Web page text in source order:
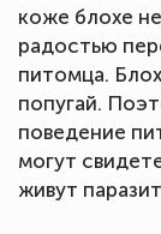
коже блохе
радостью
питомца.
попугай.
поведение
могут
живут